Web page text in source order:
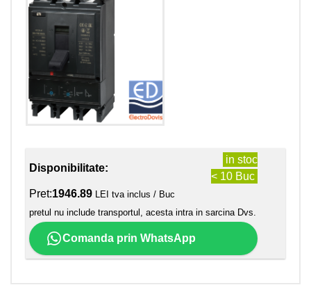
Disponibilitate:
in stoc
< 10 Buc
Pret:1946.89 LEI tva inclus / Buc
pretul nu include transportul, acesta intra in sarcina Dvs.
Comanda prin WhatsApp